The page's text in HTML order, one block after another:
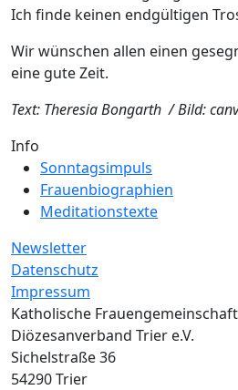
Ich finde keinen endgültigen
Wir wünschen allen einen
eine gute Zeit.
Text: Theresia Bongarth / Bild:
Info
Sonntagsimpuls
Frauenbiographien
Meditationstexte
Newsletter
Datenschutz
Impressum
Katholische
Diözesanverband Trier e.V.
Sichelstraße 36
54290 Trier